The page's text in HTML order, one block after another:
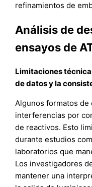
refinamientos de
Análisis de
ensayos de
Limitaciones
de datos y la
Algunos formatos de
interferencias por
de reactivos. Esto
durante estudios
laboratorios que
Los investigadores
mantener una